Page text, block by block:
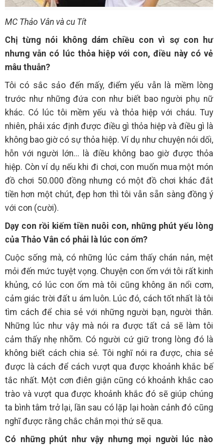
MC Thảo Vân và cu Tít
Chị từng nói không dám chiều con vì sợ con hư
nhưng vẫn có lúc thỏa hiệp với con, điều này có vẻ
mâu thuẫn?
Tôi có sắc sảo đến mấy, điểm yếu vẫn là mềm lòng
trước như những đứa con như biết bao người phụ nữ
khác. Có lúc tôi mềm yếu và thỏa hiệp với cháu. Tuy
nhiên, phải xác định được điều gì thỏa hiệp và điều gì là
không bao giờ có sự thỏa hiệp. Ví dụ như chuyện nói dối,
hỗn với người lớn... là điều không bao giờ được thỏa
hiệp. Còn ví dụ nếu khi đi chơi, con muốn mua một món
đồ chơi 50.000 đồng nhưng có một đồ chơi khác đắt
tiền hơn một chút, đẹp hơn thì tôi vẫn sẵn sàng đồng ý
với con (cười).
Dạy con rồi kiếm tiền nuôi con, những phút yếu lòng
của Thảo Vân có phải là lúc con ốm?
Cuộc sống mà, có những lúc cảm thấy chán nản, mệt
mỏi đến mức tuyệt vọng. Chuyện con ốm với tôi rất kinh
khủng, có lúc con ốm mà tôi cũng không ăn nổi cơm,
cảm giác trời đất u ám luôn. Lúc đó, cách tốt nhất là tôi
tìm cách để chia sẻ với những người bạn, người thân.
Những lúc như vậy mà nói ra được tất cả sẽ làm tôi
cảm thấy nhẹ nhõm. Có người cứ giữ trong lòng đó là
không biết cách chia sẻ. Tôi nghĩ nói ra được, chia sẻ
được là cách để cách vượt qua được khoảnh khắc bế
tắc nhất. Một cơn điên giận cũng có khoảnh khắc cao
trào và vượt qua được khoảnh khắc đó sẽ giúp chúng
ta bình tâm trở lại, lần sau có lặp lại hoàn cảnh đó cũng
nghĩ được rằng chắc chắn mọi thứ sẽ qua.
Có những phút như vậy nhưng mọi người lúc nào